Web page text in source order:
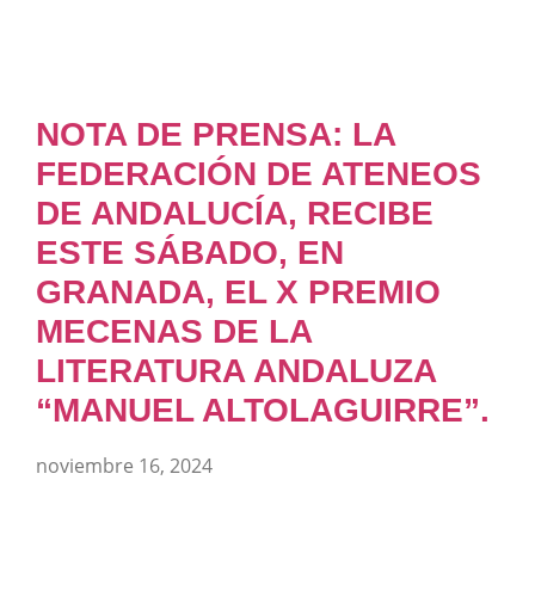
NOTA DE PRENSA: LA
FEDERACIÓN DE ATENEOS
DE ANDALUCÍA, RECIBE
ESTE SÁBADO, EN
GRANADA, EL X PREMIO
MECENAS DE LA
LITERATURA ANDALUZA
“MANUEL ALTOLAGUIRRE”.
noviembre 16, 2024